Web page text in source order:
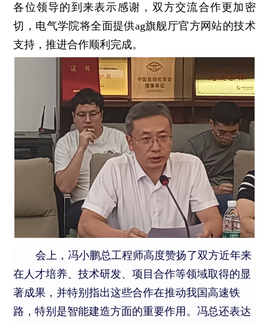
各位领导的到来表示感谢，双方交流合作更加密
切，电气学院将全面提供ag旗舰厅官方网站的技术
支持，推进合作顺利完成。
会上，冯小鹏总工程师高度赞扬了双方近年来
在人才培养、技术研发、项目合作等领域取得的显
著成果，并特别指出这些合作在推动我国高速铁
路，特别是智能建造方面的重要作用。冯总还表达